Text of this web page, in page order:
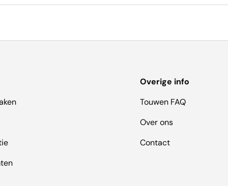
Overige info
Touwen FAQ
Over ons
Contact